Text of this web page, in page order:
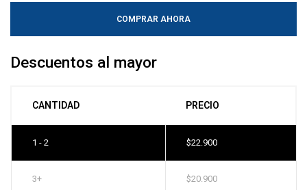
COMPRAR AHORA
Descuentos al mayor
CANTIDAD PRECIO
1 - 2 $22.900
3+ $20.900